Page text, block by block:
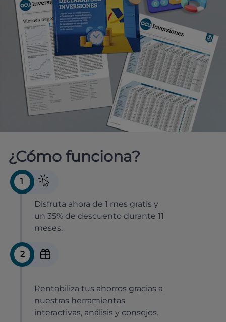
¿Cómo funciona?
1
Disfruta ahora de 1 mes gratis y
un 35% de descuento durante 11
meses.
2
Rentabiliza tus ahorros gracias a
nuestras herramientas
interactivas, análisis y consejos.